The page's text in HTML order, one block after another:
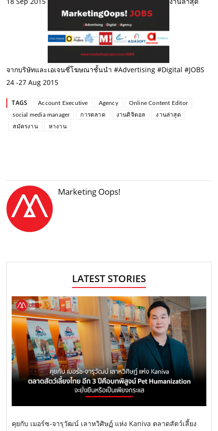
จากบริษัทและเอเจนซี่โฆษณาชั้นนำ #Advertising #Digital #JOBS
24 -27 Aug 2015
TAGS Account Executive Agency
Online Content Editor
social media manager
การตลาด งานดิจิตอล
งานล่าสุด
สมัครงาน
หางาน
Marketing Oops!
LATEST STORIES
คุยกับ เมอร์ซ-จารุวัฒน์ เลาหวิศิษฏ์ แห่ง Kaniva ตลาดสัตว์เลี้ยง